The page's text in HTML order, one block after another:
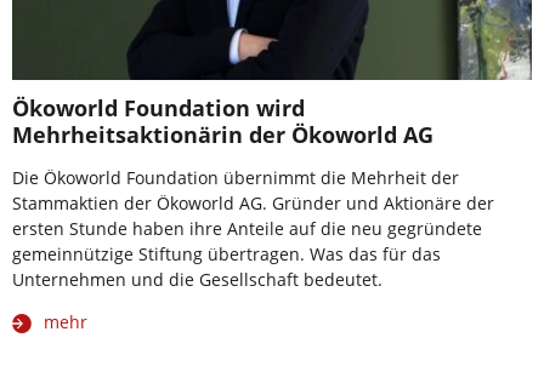
Ökoworld Foundation wird
Mehrheitsaktionärin der Ökoworld AG
Die Ökoworld Foundation übernimmt die Mehrheit der
Stammaktien der Ökoworld AG. Gründer und Aktionäre der
ersten Stunde haben ihre Anteile auf die neu gegründete
gemeinnützige Stiftung übertragen. Was das für das
Unternehmen und die Gesellschaft bedeutet.
mehr